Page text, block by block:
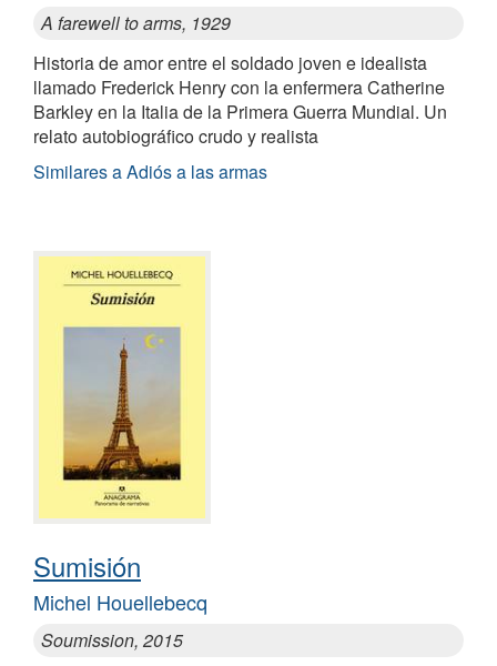
A farewell to arms, 1929
Historia de amor entre el soldado joven e idealista
llamado Frederick Henry con la enfermera Catherine
Barkley en la Italia de la Primera Guerra Mundial. Un
relato autobiográfico crudo y realista
Similares a Adiós a las armas
Sumisión
Michel Houellebecq
Soumission, 2015